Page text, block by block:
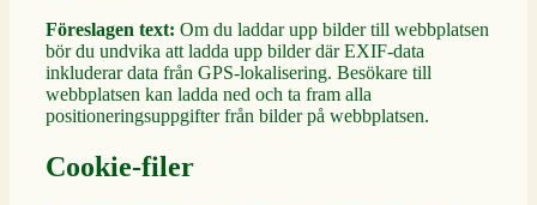
Föreslagen text: Om du laddar upp bilder till webbplatsen
bör du undvika att ladda upp bilder där EXIF-data
inkluderar data från GPS-lokalisering. Besökare till
webbplatsen kan ladda ned och ta fram alla
positioneringsuppgifter från bilder på webbplatsen.
Cookie-filer